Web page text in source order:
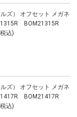
ズ） オフセット メガネ
BOM21315R
込)
ズ） オフセット メガネ
BOM21417R
込)